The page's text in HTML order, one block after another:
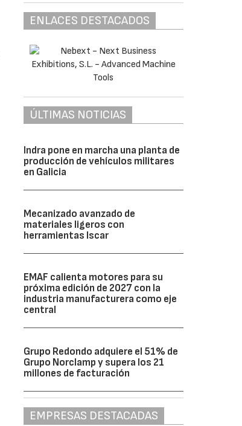
ENLACES DESTACADOS
ÚLTIMAS NOTICIAS
Indra pone en marcha una planta de
producción de vehículos militares
en Galicia
Mecanizado avanzado de
materiales ligeros con
herramientas Iscar
EMAF calienta motores para su
próxima edición de 2027 con la
industria manufacturera como eje
central
Grupo Redondo adquiere el 51% de
Grupo Norclamp y supera los 21
millones de facturación
EMPRESAS DESTACADAS